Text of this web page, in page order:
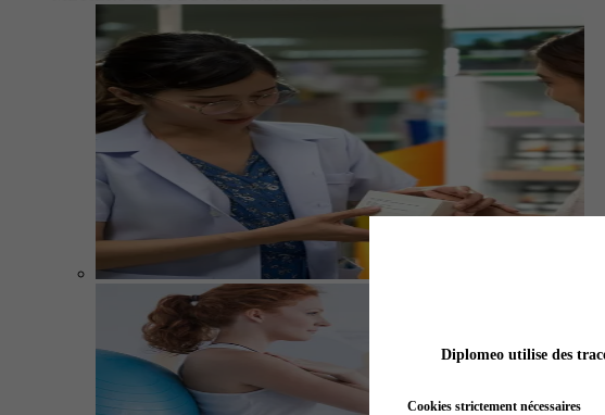
Diplomeo utilise des
Cookies strictement nécessaires